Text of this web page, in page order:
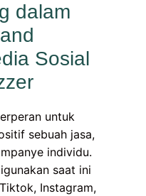
dalam
Sosial
untuk
sebuah jasa,
individu.
saat ini
Instagram,